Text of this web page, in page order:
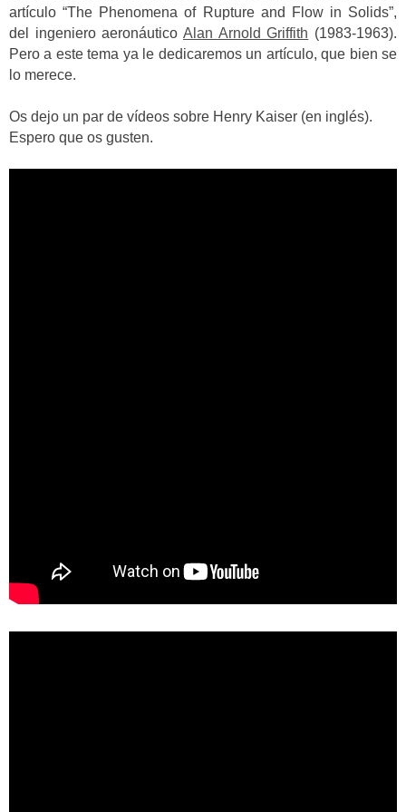
artículo “The Phenomena of Rupture and Flow in Solids”,
del ingeniero aeronáutico Alan Arnold Griffith (1983-1963).
Pero a este tema ya le dedicaremos un artículo, que bien se
lo merece.
Os dejo un par de vídeos sobre Henry Kaiser (en inglés).
Espero que os gusten.